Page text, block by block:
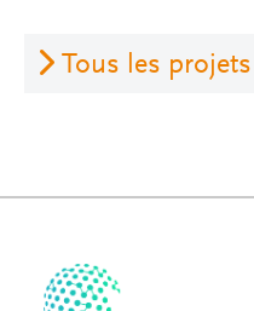
Tous les